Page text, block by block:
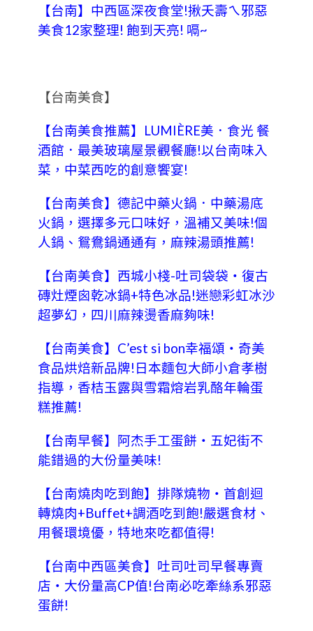
【台南】中西區深夜食堂!揪夭壽ㄟ邪惡
美食12家整理! 飽到天亮! 嗝~
【台南美食】
【台南美食推薦】LUMIÈRE美．食光 餐
酒館．最美玻璃屋景觀餐廳!以台南味入
菜，中菜西吃的創意饗宴!
【台南美食】德記中藥火鍋．中藥湯底
火鍋，選擇多元口味好，溫補又美味!個
人鍋、鴛鴦鍋通通有，麻辣湯頭推薦!
【台南美食】西城小棧-吐司袋袋‧復古
磚灶煙囪乾冰鍋+特色冰品!迷戀彩虹冰沙
超夢幻，四川麻辣燙香麻夠味!
【台南美食】C’est si bon幸福頌‧奇美
食品烘焙新品牌!日本麵包大師小倉孝樹
指導，香桔玉露與雪霜熔岩乳酪年輪蛋
糕推薦!
【台南早餐】阿杰手工蛋餅‧五妃街不
能錯過的大份量美味!
【台南燒肉吃到飽】排隊燒物‧首創迴
轉燒肉+Buffet+調酒吃到飽!嚴選食材、
用餐環境優，特地來吃都值得!
【台南中西區美食】吐司吐司早餐專賣
店‧大份量高CP值!台南必吃牽絲系邪惡
蛋餅!